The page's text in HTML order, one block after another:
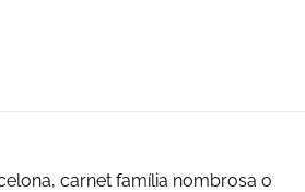
carnet família nombrosa o